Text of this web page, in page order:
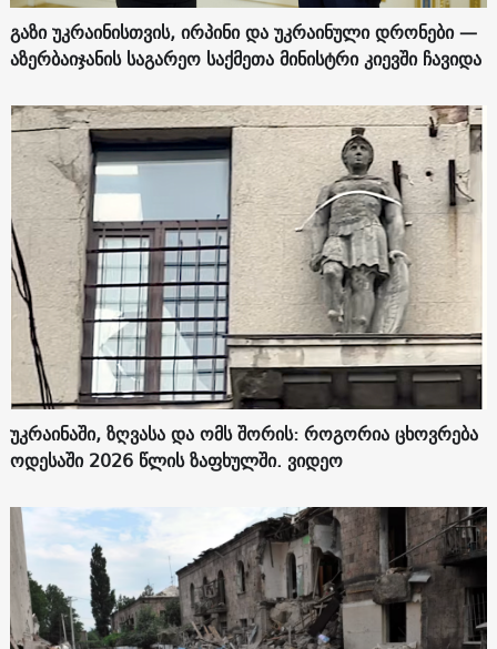
გაზი უკრაინისთვის, ირპინი და უკრაინული დრონები —
აზერბაიჯანის საგარეო საქმეთა მინისტრი კიევში ჩავიდა
უკრაინაში, ზღვასა და ომს შორის: როგორია ცხოვრება
ოდესაში 2026 წლის ზაფხულში. ვიდეო